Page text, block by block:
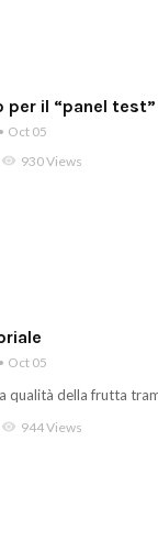
per il “panel test”
Oct 05
visibility 930 Views
Oct 05
qualità della frutta
visibility 944 Views